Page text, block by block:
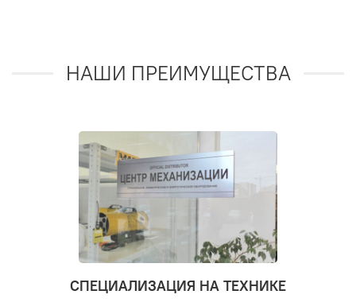
НАШИ ПРЕИМУЩЕСТВА
СПЕЦИАЛИЗАЦИЯ НА ТЕХНИКЕ